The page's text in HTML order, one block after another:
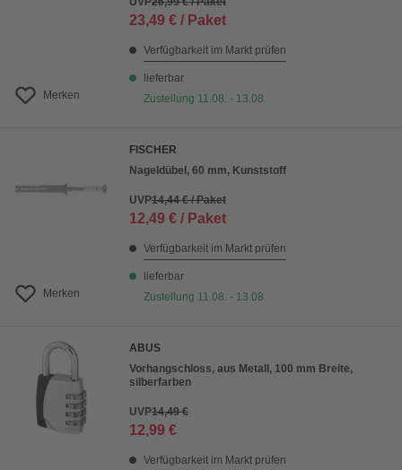
Merken
23,49 € / Paket
Verfügbarkeit im Markt prüfen
lieferbar
Zustellung 11.08. - 13.08.
Merken
FISCHER
Nageldübel, 60 mm, Kunststoff
UVP14,44 € / Paket
12,49 € / Paket
Verfügbarkeit im Markt prüfen
lieferbar
Zustellung 11.08. - 13.08.
ABUS
Vorhangschloss, aus Metall, 100 mm Breite,
silberfarben
UVP14,49 €
12,99 €
Verfügbarkeit im Markt prüfen